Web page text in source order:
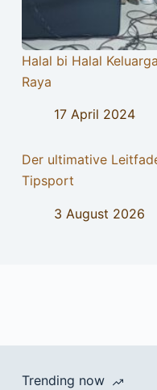
Halal bi Halal
Raya
17 April 2024
Der ultimative
Tipsport
3 August 2026
Trending now